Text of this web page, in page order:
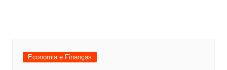
Economia e Finanças